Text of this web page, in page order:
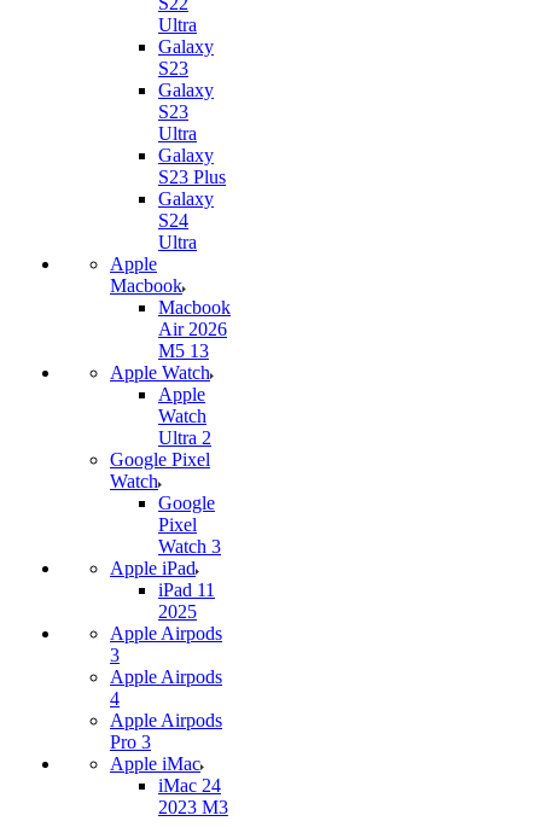
Ultra
Galaxy
S23
Galaxy
S23
Ultra
Galaxy
S23 Plus
Galaxy
S24
Ultra
Apple
Macbook
Macbook
Air 2026
M5 13
Apple Watch
Apple
Watch
Ultra 2
Google Pixel
Watch
Google
Pixel
Watch 3
Apple iPad
iPad 11
2025
Apple Airpods
3
Apple Airpods
4
Apple Airpods
Pro 3
Apple iMac
iMac 24
2023 M3